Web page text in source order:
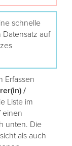
schnelle
auf
Erfassen
/
Liste im
einen
unten. Die
als auch